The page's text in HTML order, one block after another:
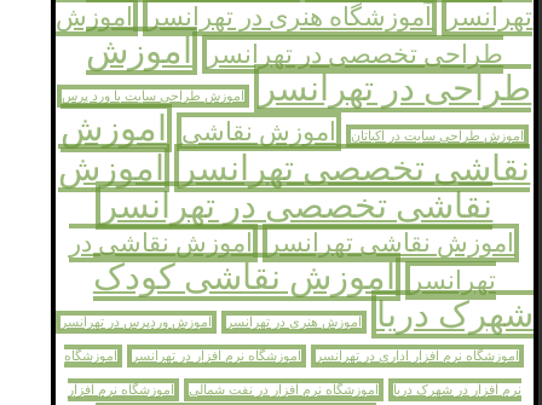
تهرانسر
آموزشگاه هنری در تهرانسر
اموزش
طراحی تخصصی در تهرانسر
اموزش
طراحی در تهرانسر
اموزش طراحی سایت با ورد پرس
اموزش طراحی سایت در اکباتان اموزش نقاشی
اموزش
نقاشی تخصصی تهرانسر
اموزش
نقاشی تخصصی در تهرانسر
اموزش نقاشی تهرانسر
اموزش نقاشی در
تهرانسر
اموزش نقاشی کودک
شهرک دریا
اموزش هنری در تهرانسر اموزش وردپرس در تهرانسر
اموزشگاه نرم افزار اداری در تهرانسر اموزشگاه نرم افزار در تهرانسر اموزشگاه
نرم افزار در شهرک دریا اموزشگاه نرم افزار در نفت شمالی اموزشگاه نرم افزار